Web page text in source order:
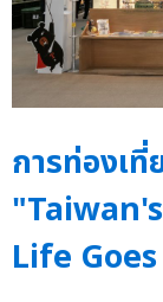
การท่องเ
Life